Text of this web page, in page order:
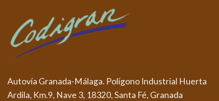
Autovía Granada-Málaga. Polígono Industrial Huerta
Ardila, Km.9, Nave 3, 18320, Santa Fé, Granada